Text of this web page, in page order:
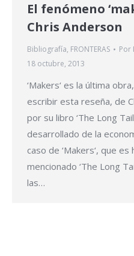
El fenómeno
Chris Anderson
Bibliografía, FRONTERAS Por
18 octubre, 2013
‘Makers‘ es la última
escribir esta reseña, de
por su libro ‘The Long
desarrollado de la
caso de ‘Makers‘, que
mencionado ‘The Long
las…